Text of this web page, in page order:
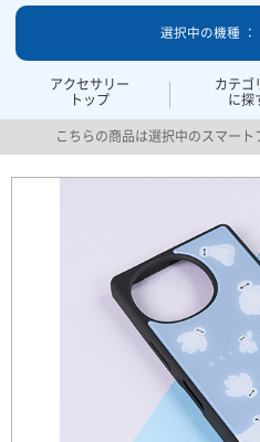
アクセサリー
トップ
カテゴ
に探
選択中の機種 ：
こちらの商品は選択中のスマート